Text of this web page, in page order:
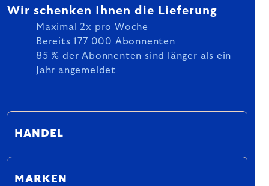
Wir schenken Ihnen die Lieferung
Maximal 2x pro Woche
Bereits 177 000 Abonnenten
85 % der Abonnenten sind länger als ein
Jahr angemeldet
HANDEL
MARKEN